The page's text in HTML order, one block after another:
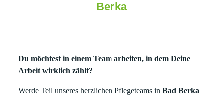
Berka
Du möchtest in einem Team arbeiten, in dem Deine
Arbeit wirklich zählt?
Werde Teil unseres herzlichen Pflegeteams in Bad Berka